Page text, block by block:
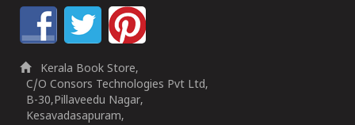
Kerala Book Store,
C/O Consors Technologies Pvt Ltd,
B-30,Pillaveedu Nagar,
Kesavadasapuram,